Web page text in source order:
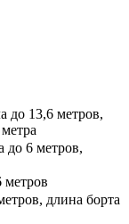
до 13,6 метров,
до 6 метров,
метров
длина борта